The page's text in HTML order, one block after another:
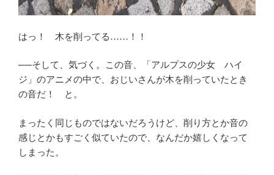
はっ！ 木を削ってる……！！
──そして、気づく。この音、「アルプスの少女 ハイ
ジ」のアニメの中で、おじいさんが木を削っていたとき
の音だ！ と。
まったく同じものではないだろうけど、削り方とか音の
感じとかもすごく似ていたので、なんだか嬉しくなって
しまった。